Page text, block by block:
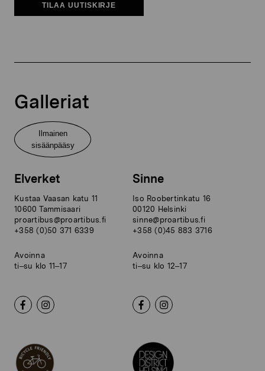
TILAA UUTISKIRJE
Galleriat
Ilmainen
sisäänpääsy
Elverket
Kustaa Vaasan katu 11
10600 Tammisaari
proartibus@proartibus.fi
+358 (0)50 371 6339
Avoinna
ti–su klo 11–17
Sinne
Iso Roobertinkatu 16
00120 Helsinki
sinne@proartibus.fi
+358 (0)45 883 3716
Avoinna
ti–su klo 12–17